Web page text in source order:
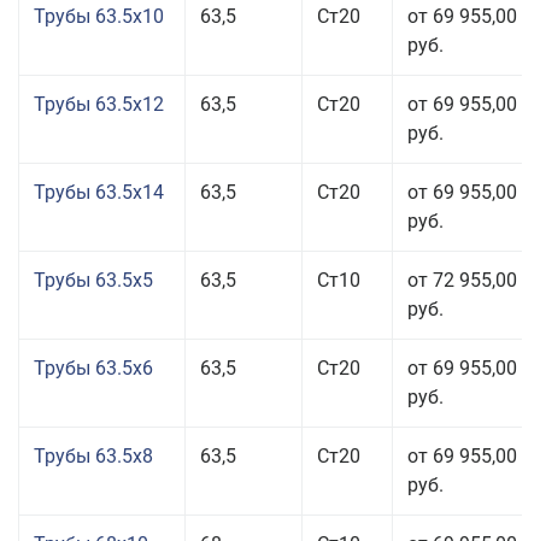
Трубы 63.5x10 63,5 Ст20
от 69 955,00
руб.
Трубы 63.5x12 63,5 Ст20
от 69 955,00
руб.
Трубы 63.5x14 63,5 Ст20
от 69 955,00
руб.
Трубы 63.5x5 63,5 Ст10
от 72 955,00
руб.
Трубы 63.5x6 63,5 Ст20
от 69 955,00
руб.
Трубы 63.5x8 63,5 Ст20
от 69 955,00
руб.